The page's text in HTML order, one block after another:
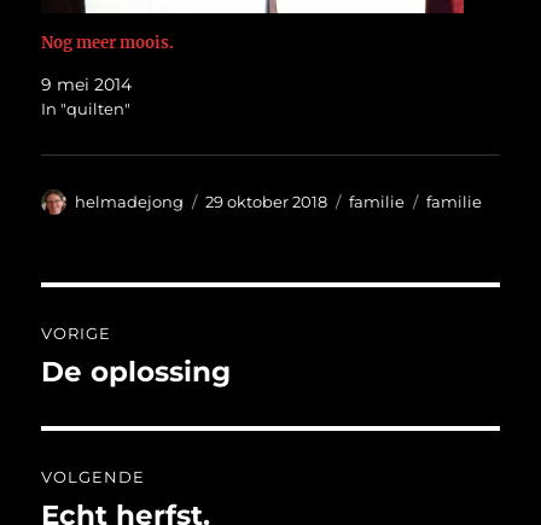
Nog meer moois.
9 mei 2014
In "quilten"
Auteur
helmadejong
Geplaatst
29 oktober 2018 Categorieën
familie Tags
familie
navigatie
VORIGE
Vorig
De oplossing
VOLGENDE
Volgend
Echt herfst.